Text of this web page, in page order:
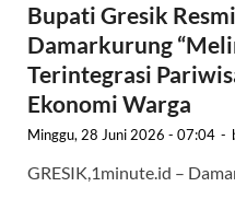
Bupati Gresik
Damarkurung
Terintegrasi
Ekonomi Warga
Minggu, 28 Juni 2026 - 07:04 -
GRESIK,1minute.id –